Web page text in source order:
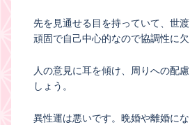
先を見通せる目を持っていて、世渡
頑固で自己中心的なので協調性に欠
人の意見に耳を傾け、周りへの配
しょう。
異性運は悪いです。晩婚や離婚に